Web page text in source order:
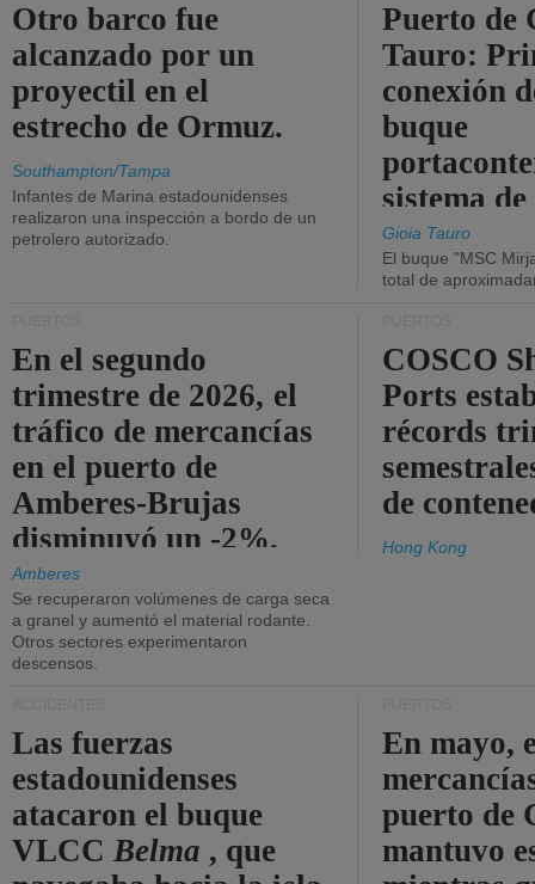
Otro barco fue
alcanzado por un
proyectil en el
estrecho de Ormuz.
Southampton/Tampa
Infantes de Marina estadounidenses
realizaron una inspección a bordo de un
petrolero autorizado.
Puerto de
Tauro:
conexión
buque
sistema
la red
Gioia Tauro
El buque "MSC
total de
En el segundo
trimestre de 2026, el
tráfico de mercancías
en el puerto de
Amberes-Brujas
disminuyó un -2%.
Amberes
Se recuperaron volúmenes de carga seca
a granel y aumentó el material rodante.
Otros sectores experimentaron
descensos.
COSCO
Ports
récords
de
Hong Kong
Las fuerzas
estadounidenses
atacaron el buque
VLCCBelma , que
En mayo,
puerto de
mantuvo